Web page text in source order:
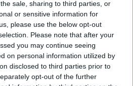
sale, sharing to third parties, or
or sensitive information for
please use the below opt-out
Please note that after your
you may continue seeing
on personal information utilized by
disclosed to third parties prior to
opt-out of the further
GENIUS TATTOOS:
ΕΠΌΜΕΝΟ ΆΡΘΡΟ:
ΕΠΌΜΕΝΟ
twitter